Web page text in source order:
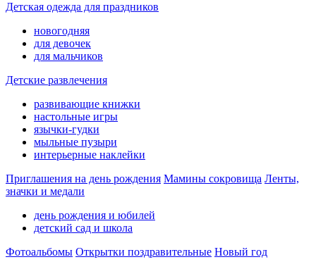
Детская одежда для праздников
новогодняя
для девочек
для мальчиков
Детские развлечения
развивающие книжки
настольные игры
язычки-гудки
мыльные пузыри
интерьерные наклейки
Приглашения на день рождения Мамины сокровища Ленты,
значки и медали
день рождения и юбилей
детский сад и школа
Фотоальбомы Открытки поздравительные Новый год